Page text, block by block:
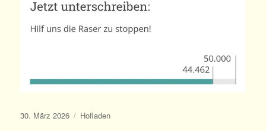
Veröffentlicht
30. März 2026 Kategorien
Hofladen